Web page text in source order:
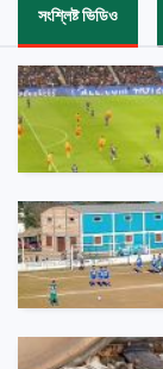
সংশ্লিষ্ট ভিডিও